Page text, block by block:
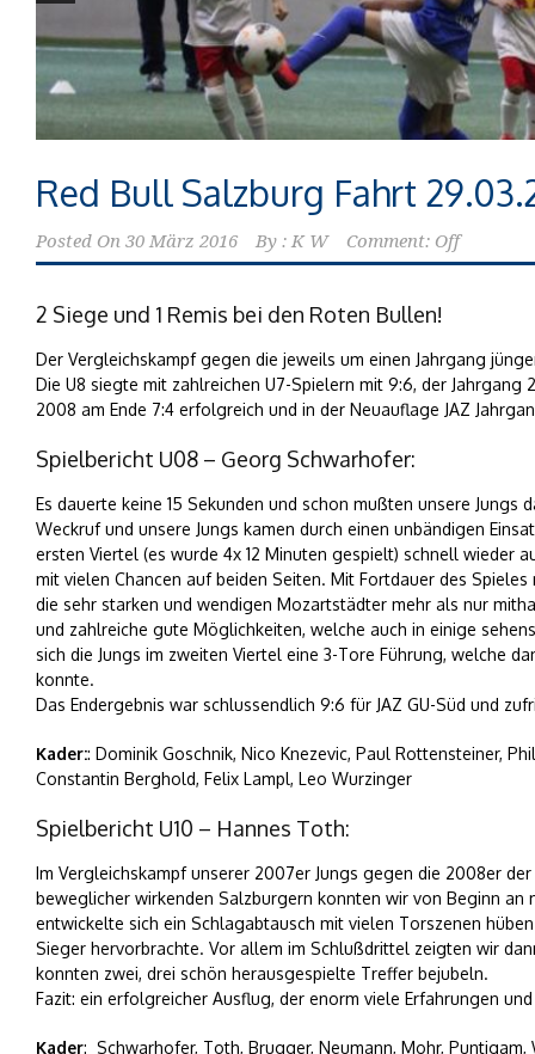
Red Bull Salzburg Fahrt
Posted On 30 März 2016 By : K W Comment: Off
2 Siege und 1 Remis bei den Roten Bullen!
Der Vergleichskampf gegen die jeweils um einen Jahrgang
Die U8 siegte mit zahlreichen U7-Spielern mit 9:6, der
2008 am Ende 7:4 erfolgreich und in der Neuauflage JAZ
Spielbericht U08 – Georg Schwarhofer:
Es dauerte keine 15 Sekunden und schon mußten unsere Jungs
Weckruf und unsere Jungs kamen durch einen unbändigen
ersten Viertel (es wurde 4x 12 Minuten gespielt) schnell wieder
mit vielen Chancen auf beiden Seiten. Mit Fortdauer des
die sehr starken und wendigen Mozartstädter mehr als nur
und zahlreiche gute Möglichkeiten, welche auch in einige
sich die Jungs im zweiten Viertel eine 3-Tore Führung, welche
konnte.
Das Endergebnis war schlussendlich 9:6 für JAZ GU-Süd und
Kader:: Dominik Goschnik, Nico Knezevic, Paul Rottensteiner,
Constantin Berghold, Felix Lampl, Leo Wurzinger
Spielbericht U10 – Hannes Toth:
Im Vergleichskampf unserer 2007er Jungs gegen die 2008er
beweglicher wirkenden Salzburgern konnten wir von Beginn
entwickelte sich ein Schlagabtausch mit vielen Torszenen
Sieger hervorbrachte. Vor allem im Schlußdrittel zeigten wir
konnten zwei, drei schön herausgespielte Treffer bejubeln.
Fazit: ein erfolgreicher Ausflug, der enorm viele Erfahrungen
Kader: Schwarhofer, Toth, Brugger, Neumann, Mohr,